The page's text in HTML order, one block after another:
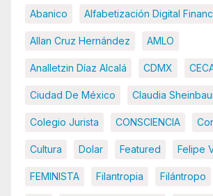
Abanico Alfabetización Digital
Allan Cruz Hernández AMLO
Analletzin Díaz Alcalá CDMX
Ciudad De México Claudia
Colegio Jurista CONSCIENCIA
Cultura Dolar Featured Felipe
FEMINISTA Filantropia Filántropo